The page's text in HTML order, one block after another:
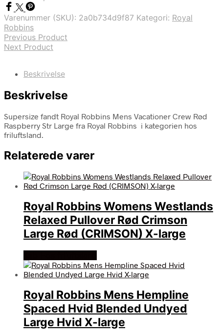
Varenummer (SKU): 2a0b734d9f87 Kategori: Royal
Robbins
Previous Product
Next Product
Beskrivelse
Beskrivelse
Supersize fandt Royal Robbins Mens Vacationer Crew Rød
Raspberry Str Large fra Royal Robbins i kategorien hos
friluftsland.
Relaterede varer
Royal Robbins Womens Westlands
Relaxed Pullover Rød Crimson
Large Rød (CRIMSON) X-large
Royal Robbins Mens Hempline
Spaced Hvid Blended Undyed
Large Hvid X-large